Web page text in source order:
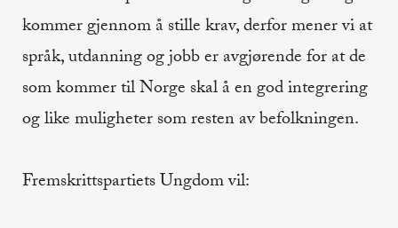
kommer gjennom å stille krav, derfor mener vi at
språk, utdanning og jobb er avgjørende for at de
som kommer til Norge skal å en god integrering
og like muligheter som resten av befolkningen.
Fremskrittspartiets Ungdom vil: